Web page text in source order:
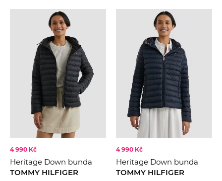
4 990 Kč
Heritage Down bunda
TOMMY HILFIGER
4 990 Kč
Heritage Down bunda
TOMMY HILFIGER